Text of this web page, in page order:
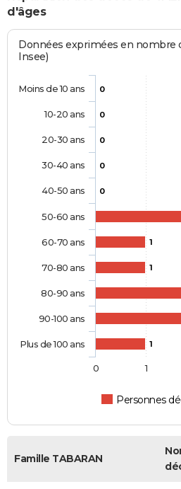
d'âges
Données exprimées en nombre
Insee)
0
0
0
0
0
1
1
1
Personnes
Moins de 10 ans
10-20 ans
20-30 ans
30-40 ans
40-50 ans
50-60 ans
60-70 ans
70-80 ans
80-90 ans
90-100 ans
Plus de 100 ans
0 1
Famille TABARAN